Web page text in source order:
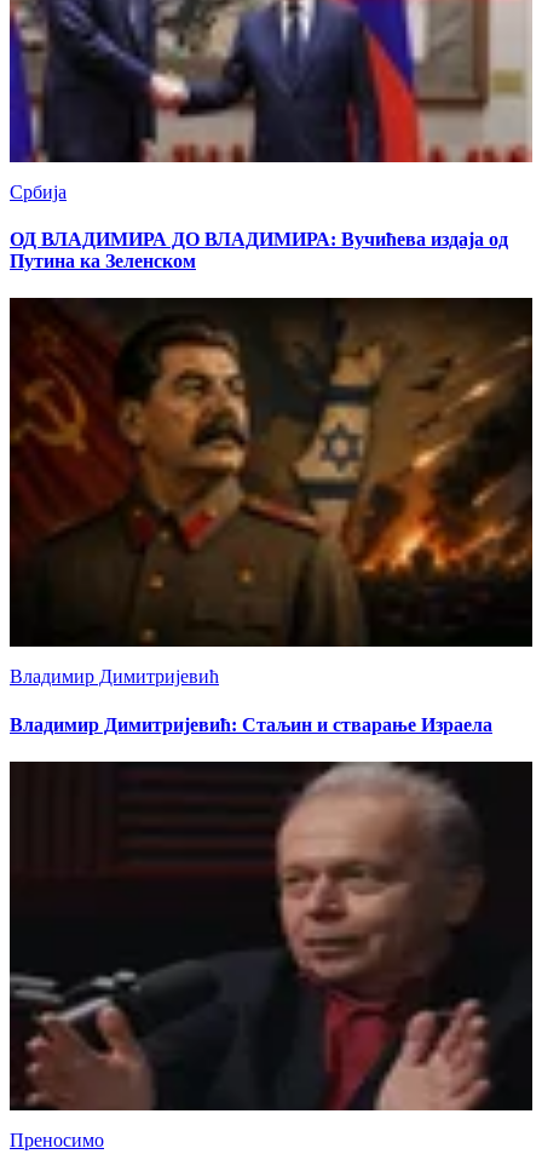
Србија
ОД ВЛАДИМИРА ДО ВЛАДИМИРА: Вучићева издаја од
Путина ка Зеленском
Владимир Димитријевић
Владимир Димитријевић: Стаљин и стварање Израела
Преносимо